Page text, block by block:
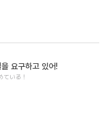
요구하고 있어!
ている！